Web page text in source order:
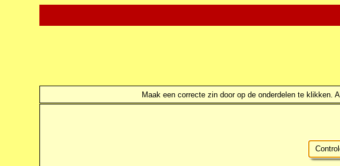
Maak een correcte zin door op de onderdelen te klikken.